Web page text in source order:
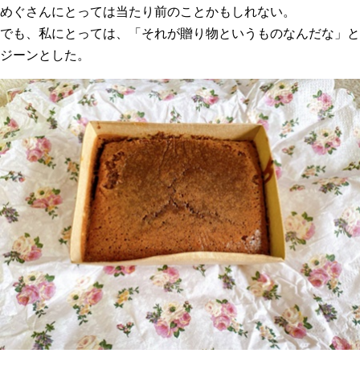
めぐさんにとっては当たり前のことかもしれない。
でも、私にとっては、「それが贈り物というものなんだな」と
ジーンとした。